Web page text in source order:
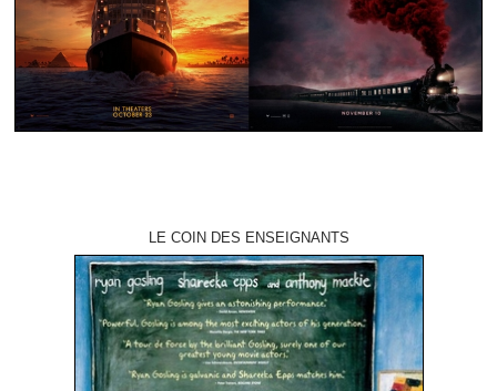
LE COIN DES ENSEIGNANTS